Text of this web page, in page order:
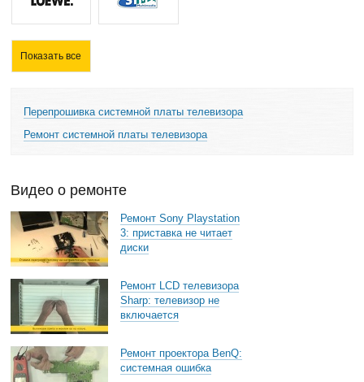
Показать все
Перепрошивка системной платы телевизора
Ремонт системной платы телевизора
Видео о ремонте
Ремонт Sony Playstation
3: приставка не читает
диски
Ремонт LCD телевизора
Sharp: телевизор не
включается
Ремонт проектора BenQ:
системная ошибка